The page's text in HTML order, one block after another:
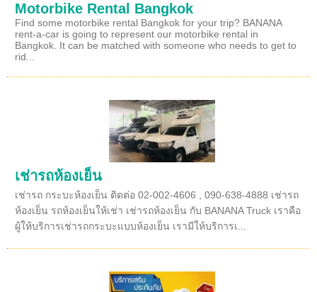
Motorbike Rental Bangkok
Find some motorbike rental Bangkok for your trip? BANANA
rent-a-car is going to represent our motorbike rental in
Bangkok. It can be matched with someone who needs to get to
rid...
เช่ารถห้องเย็น
เช่ารถ กระบะห้องเย็น ติดต่อ 02-002-4606 , 090-638-4888 เช่ารถ
ห้องเย็น รถห้องเย็นให้เช่า เช่ารถห้องเย็น กับ BANANA Truck เราคือ
ผู้ให้บริการเช่ารถกระบะแบบห้องเย็น เรามีให้บริการเ...